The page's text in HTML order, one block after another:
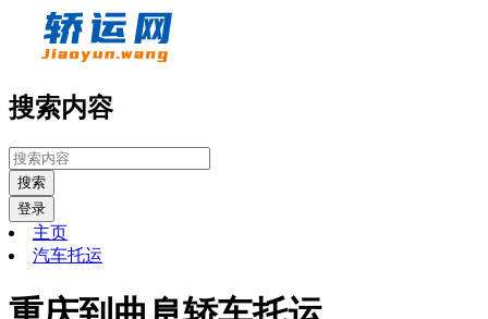
搜索内容
搜索
登录
主页
汽车托运